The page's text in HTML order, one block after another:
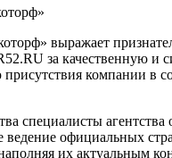
выражает
за качественную и
присутствия компании в
специалисты агентства
ведение официальных
их актуальным